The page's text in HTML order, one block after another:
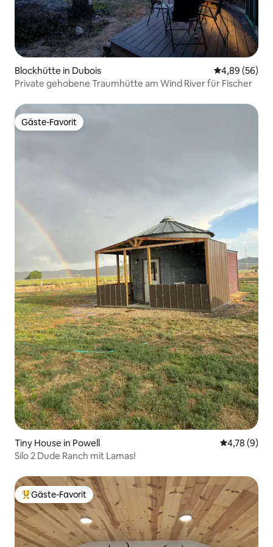
Blockhütte in Dubois
4,89 (56)
Private gehobene Traumhütte am Wind River für Fischer
Gäste-Favorit
Gäste-Favorit
Tiny House in Powell
4,78 (9)
Silo 2 Dude Ranch mit Lamas!
Beliebter Gäste-Favorit.
Gäste-Favorit